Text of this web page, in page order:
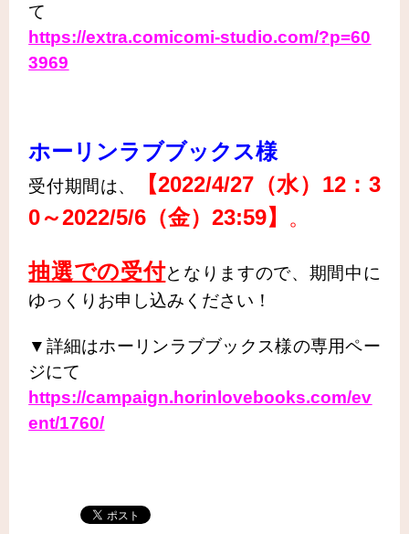
て
https://extra.comicomi-studio.com/?p=60
3969
ホーリンラブブックス様
受付期間は、 【2022/4/27（水）12：3
0～2022/5/6（金）23:59】 。
抽選での受付となりますので、期間中に
ゆっくりお申し込みください！
▼詳細はホーリンラブブックス様の専用ペー
ジにて
https://campaign.horinlovebooks.com/ev
ent/1760/